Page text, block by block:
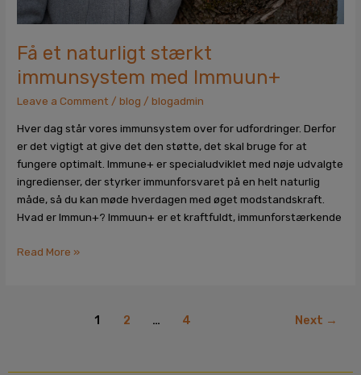
Få et naturligt stærkt
immunsystem med Immuun+
Leave a Comment /blog /blogadmin
Hver dag står vores immunsystem over for udfordringer. Derfor
er det vigtigt at give det den støtte, det skal bruge for at
fungere optimalt. Immune+ er specialudviklet med nøje udvalgte
ingredienser, der styrker immunforsvaret på en helt naturlig
måde, så du kan møde hverdagen med øget modstandskraft.
Hvad er Immun+? Immuun+ er et kraftfuldt, immunforstærkende
Read More »
1 2 … 4 Next →